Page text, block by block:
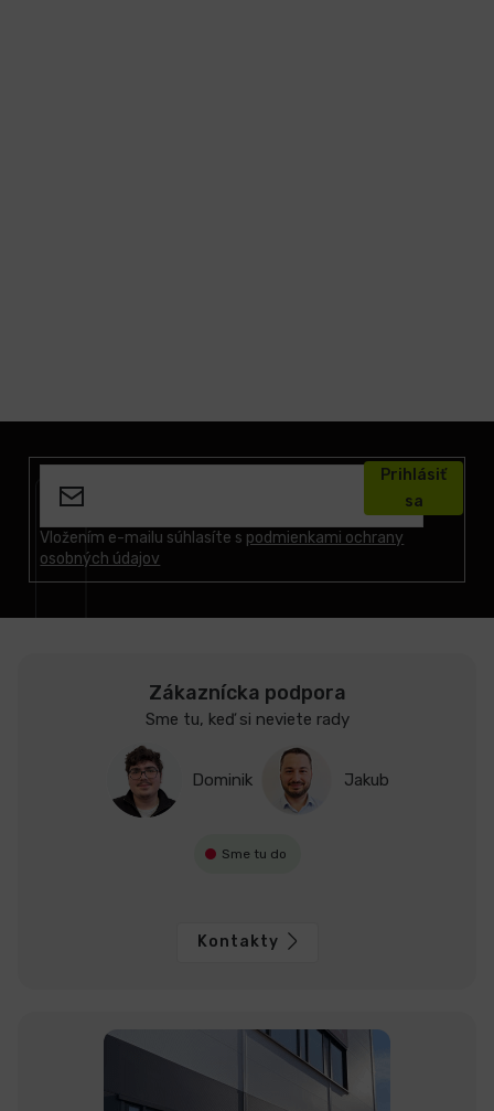
Vložením e-mailu súhlasíte s podmienkami ochrany
osobných údajov
Prihlásiť
sa
Zákaznícka podpora
Sme tu, keď si neviete rady
Dominik Jakub
Sme tu do
Kontakty